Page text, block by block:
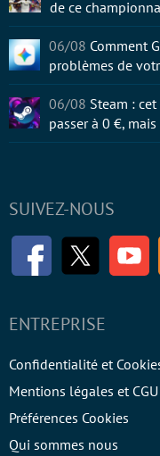
SUIVEZ-NOUS
FacebookTwitter
ENTREPRISE
Confidentialité et
Mentions légales et CGU
Préférences Cookies
Qui sommes nous
de ce
06/08 Comment
problèmes de
06/08 Steam :
passer à 0 €,